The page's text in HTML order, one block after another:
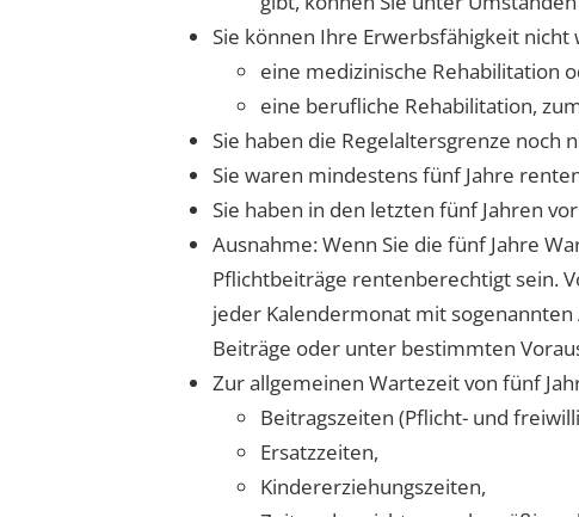
Sie können Ihre Erwerbsfähigkeit
eine medizinische Rehabilitation
eine berufliche Rehabilitation,
Sie haben die Regelaltersgrenze noch
Sie waren mindestens fünf Jahre
Sie haben in den letzten fünf Jahren
Ausnahme: Wenn Sie die fünf Jahre
Pflichtbeiträge rentenberechtigt sein.
jeder Kalendermonat mit
Beiträge oder unter bestimmten
Zur allgemeinen Wartezeit von fünf
Beitragszeiten (Pflicht- und
Ersatzzeiten,
Kindererziehungszeiten,